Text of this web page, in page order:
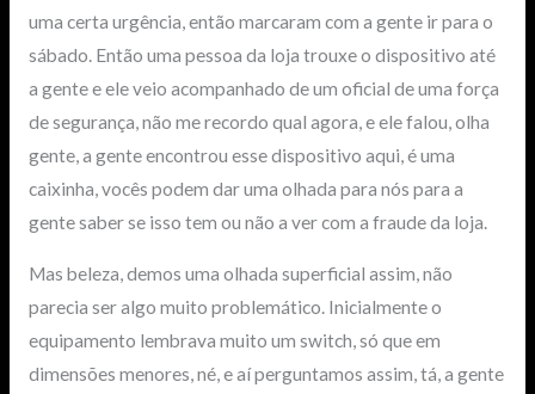
uma certa urgência, então marcaram com a gente ir para o
sábado. Então uma pessoa da loja trouxe o dispositivo até
a gente e ele veio acompanhado de um oficial de uma força
de segurança, não me recordo qual agora, e ele falou, olha
gente, a gente encontrou esse dispositivo aqui, é uma
caixinha, vocês podem dar uma olhada para nós para a
gente saber se isso tem ou não a ver com a fraude da loja.
Mas beleza, demos uma olhada superficial assim, não
parecia ser algo muito problemático. Inicialmente o
equipamento lembrava muito um switch, só que em
dimensões menores, né, e aí perguntamos assim, tá, a gente